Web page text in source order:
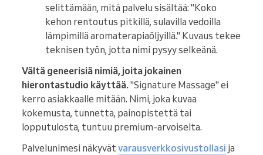
selittämään, mitä palvelu sisältää: "Koko
kehon rentoutus pitkillä, sulavilla vedoilla
lämpimillä aromaterapiaöljyillä." Kuvaus tekee
teknisen työn, jotta nimi pysyy selkeänä.
Vältä geneerisiä nimiä, joita jokainen
hierontastudio käyttää."Signature Massage" ei
kerro asiakkaalle mitään. Nimi, joka kuvaa
kokemusta, tunnetta, painopistettä tai
lopputulosta, tuntuu premium-arvoiselta.
Palvelunimesi näkyvät varausverkkosivustollasi ja